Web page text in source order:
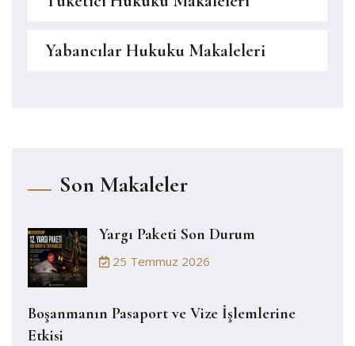
Yabancılar Hukuku Makaleleri
Son Makaleler
Yargı Paketi Son Durum
25 Temmuz 2026
Boşanmanın Pasaport ve Vize İşlemlerine
Etkisi